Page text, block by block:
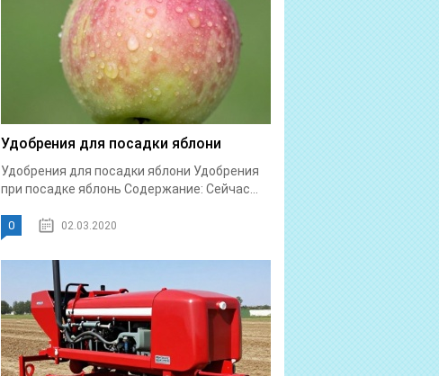
Удобрения для посадки яблони
Удобрения для посадки яблони Удобрения
при посадке яблонь Содержание: Сейчас...
0 02.03.2020